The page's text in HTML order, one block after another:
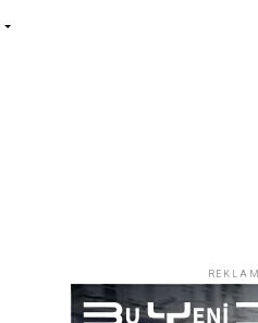
REKLAM